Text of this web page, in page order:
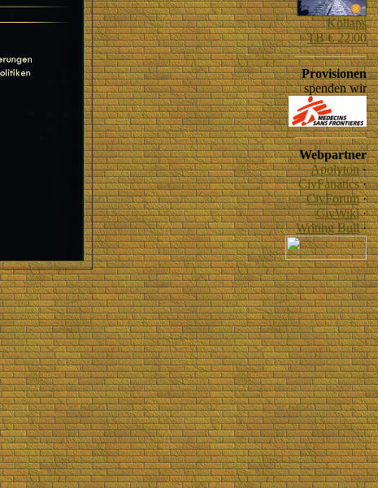
Kollaps
TB € 22.00
Provisionen
spenden wir
Webpartner
Apolyton·
CivFanatics·
CivForum·
CivWiki·
Writing Bull·